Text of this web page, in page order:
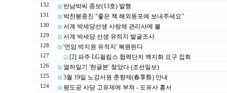
132 반남박씨 종보(13호) 발행
131 박찬봉종친 “좋은 책 해외동포에 보내주세요”
130 서계 박세당선생 사랑채 관리사에 불
129 서계 박세당 선생 유적지 발굴조사
128 '연암 박지원 유적지' 복원된다
127 [2] 파주 LG필립스 협력단지 백지화 요구 집회
126 열하일기 '한글본' 찾았다 (조선일보)
125 3월 19일 노강서원 춘향제(春享祭) 안내
124 평도공 사당 고유제에 부쳐 - 도유사 홍서